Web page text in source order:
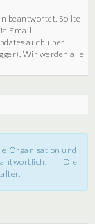
beantwortet. Sollte
Email
auch über
Wir werden alle
Organisation und
Die